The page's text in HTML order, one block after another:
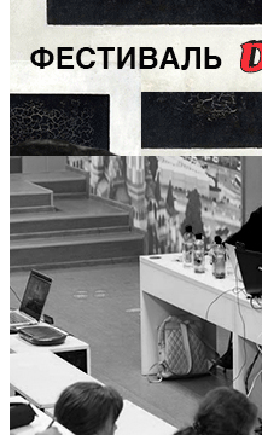
22 февраля в 18:00 в
on February 22 at 6 p.m.